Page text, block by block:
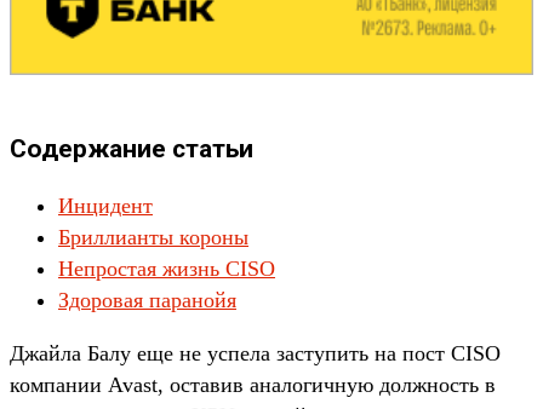
Содержание статьи
Инцидент
Бриллианты короны
Непростая жизнь CISO
Здоровая паранойя
Джайла Балу еще не успела заступить на пост CISO
компании Avast, оставив аналогичную должность в